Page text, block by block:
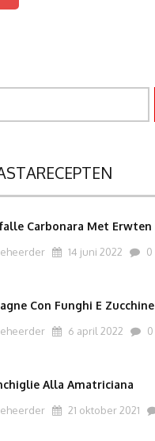
Carbonara Met Erwten
14 juni 2022 0
Con Funghi E Zucchine
6 april 2022 0
Alla Amatriciana
21 oktober 2021